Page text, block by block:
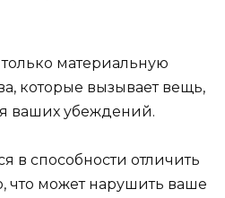
материальную
которые вызывает вещь,
ваших убеждений.
в способности отличить
что может нарушить ваше